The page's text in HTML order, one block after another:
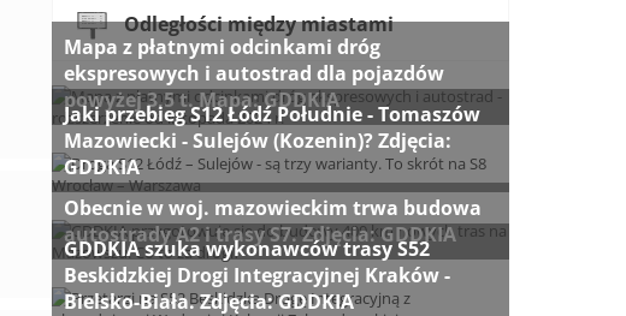
Odległości między miastami
Mapa z płatnymi odcinkami dróg
ekspresowych i autostrad dla pojazdów
powyżej 3,5 t. Mapa: GDDKIA
Jaki przebieg S12 Łódź Południe - Tomaszów
Mazowiecki - Sulejów (Kozenin)? Zdjęcia:
GDDKIA
Obecnie w woj. mazowieckim trwa budowa
autostrady A2 i trasy S7. Zdjęcia: GDDKIA
GDDKIA szuka wykonawców trasy S52
Beskidzkiej Drogi Integracyjnej Kraków -
Bielsko-Biała. Zdjęcia: GDDKIA